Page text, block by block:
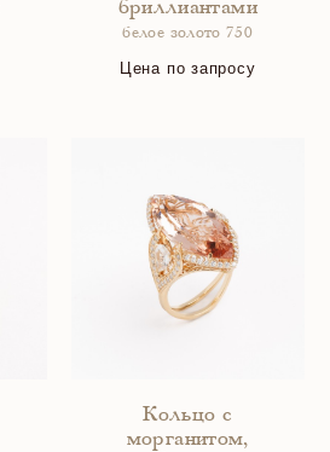
бриллиантами
белое золото 750
Цена по запросу
Кольцо с
морганитом,